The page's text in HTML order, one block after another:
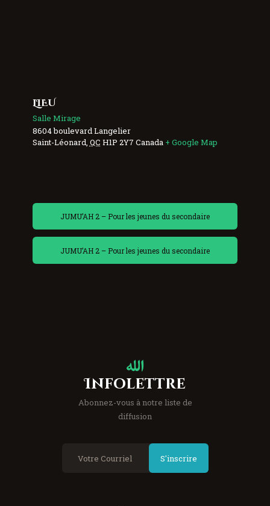
LIEU
Salle Mirage
8604 boulevard Langelier
Saint-Léonard QC H1P 2Y7 Canada + Google Map
JUMU’AH 2 – Pour les jeunes du secondaire
JUMU’AH 2 – Pour les jeunes du secondaire
Infolettre
Abonnez-vous à notre liste de
diffusion
S'inscrire